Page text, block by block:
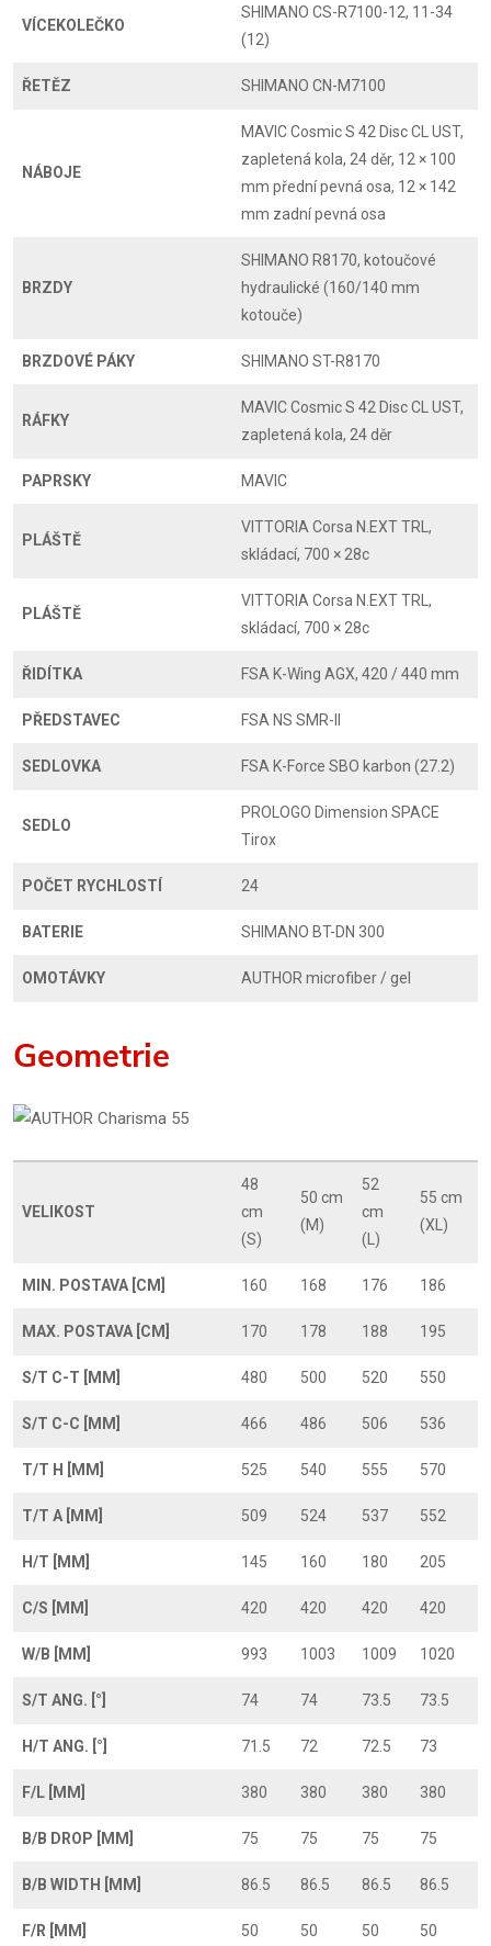
VÍCEKOLEČKO
SHIMANO CS-R7100-12, 11-34
(12)
ŘETĚZ SHIMANO CN-M7100
NÁBOJE
MAVIC Cosmic S 42 Disc CL UST,
zapletená kola, 24 děr, 12 × 100
mm přední pevná osa, 12 × 142
mm zadní pevná osa
BRZDY
SHIMANO R8170, kotoučové
hydraulické (160/140 mm
kotouče)
BRZDOVÉ PÁKY SHIMANO ST-R8170
RÁFKY
MAVIC Cosmic S 42 Disc CL UST,
zapletená kola, 24 děr
PAPRSKY MAVIC
PLÁŠTĚ
VITTORIA Corsa N.EXT TRL,
skládací, 700 × 28c
PLÁŠTĚ
VITTORIA Corsa N.EXT TRL,
skládací, 700 × 28c
ŘIDÍTKA FSA K-Wing AGX, 420 / 440 mm
PŘEDSTAVEC FSA NS SMR-II
SEDLOVKA FSA K-Force SBO karbon (27.2)
SEDLO
PROLOGO Dimension SPACE
Tirox
POČET RYCHLOSTÍ 24
BATERIE SHIMANO BT-DN 300
OMOTÁVKY AUTHOR microfiber / gel
Geometrie
VELIKOST
48
cm
(S)
50 cm
(M)
52
cm
(L)
55 cm
(XL)
MIN. POSTAVA [CM] 160 168 176 186
MAX. POSTAVA [CM] 170 178 188 195
S/T C-T [MM] 480 500 520 550
S/T C-C [MM] 466 486 506 536
T/T H [MM] 525 540 555 570
T/T A [MM] 509 524 537 552
H/T [MM] 145 160 180 205
C/S [MM] 420 420 420 420
W/B [MM] 993 1003 1009 1020
S/T ANG. [°] 74 74 73.5 73.5
H/T ANG. [°] 71.5 72 72.5 73
F/L [MM] 380 380 380 380
B/B DROP [MM] 75 75 75 75
B/B WIDTH [MM] 86.5 86.5 86.5 86.5
F/R [MM] 50 50 50 50